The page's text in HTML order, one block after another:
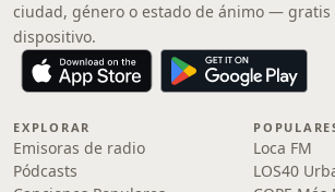
ciudad, género o estado de ánimo —
dispositivo.
EXPLORAR
Emisoras de radio
Pódcasts
Loca FM
LOS40